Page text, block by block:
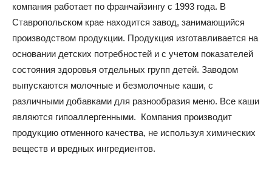
компания работает по франчайзингу с 1993 года. В
Ставропольском крае находится завод, занимающийся
производством продукции. Продукция изготавливается на
основании детских потребностей и с учетом показателей
состояния здоровья отдельных групп детей. Заводом
выпускаются молочные и безмолочные каши, с
различными добавками для разнообразия меню. Все каши
являются гипоаллергенными. Компания производит
продукцию отменного качества, не используя химических
веществ и вредных ингредиентов.